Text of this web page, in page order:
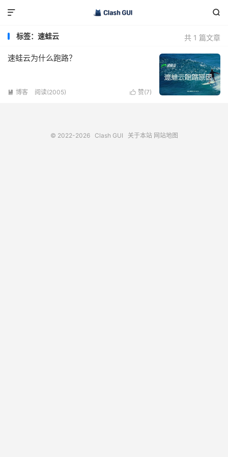


共 1 篇文章
标签：速蛙云
速蛙云为什么跑路？
 赞(7)
 博客 阅读(2005)
© 2022-2026 Clash GUI 关于本站 网站地图